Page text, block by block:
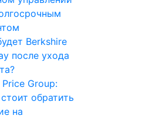
Berkshire
после ухода
Price Group:
обратить
на